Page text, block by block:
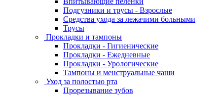
Подгузники и трусы - Взрослые
Средства ухода за лежачими больными
Трусы
Прокладки и тампоны
Прокладки - Гигиенические
Прокладки - Ежедневные
Прокладки - Урологические
Тампоны и менструальные чаши
Уход за полостью рта
Прорезывание зубов